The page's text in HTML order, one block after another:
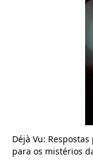
Déjà Vu:
para os mistérios